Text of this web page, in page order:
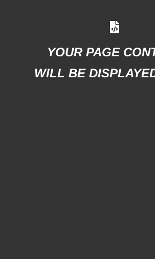
YOUR PAGE
WILL BE